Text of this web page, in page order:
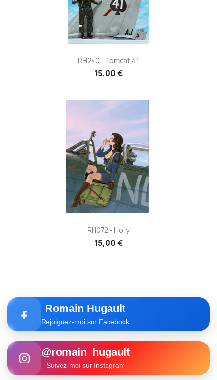
RH240 - Tomcat 41
15,00 €
RH072 - Holly
15,00 €
Romain Hugault
Rejoignez-moi sur Facebook
@romain_hugault
Suivez-moi sur Instagram